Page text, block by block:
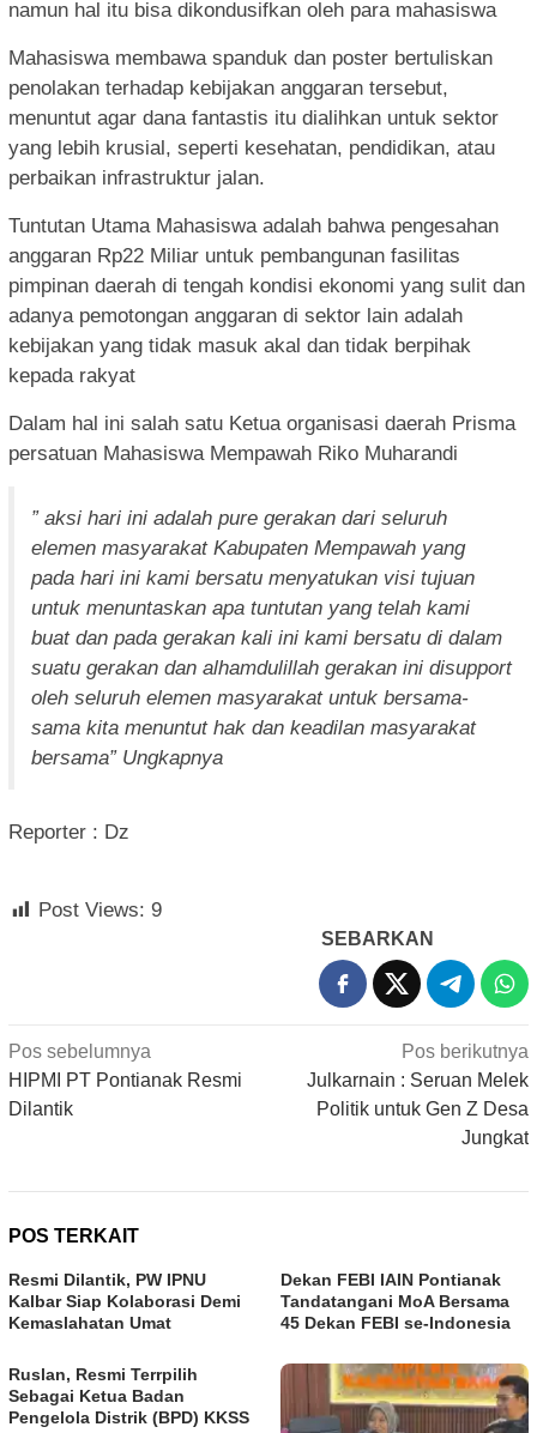
namun hal itu bisa dikondusifkan oleh para mahasiswa
Mahasiswa membawa spanduk dan poster bertuliskan
penolakan terhadap kebijakan anggaran tersebut,
menuntut agar dana fantastis itu dialihkan untuk sektor
yang lebih krusial, seperti kesehatan, pendidikan, atau
perbaikan infrastruktur jalan.
Tuntutan Utama Mahasiswa adalah bahwa pengesahan
anggaran Rp22 Miliar untuk pembangunan fasilitas
pimpinan daerah di tengah kondisi ekonomi yang sulit dan
adanya pemotongan anggaran di sektor lain adalah
kebijakan yang tidak masuk akal dan tidak berpihak
kepada rakyat
Dalam hal ini salah satu Ketua organisasi daerah Prisma
persatuan Mahasiswa Mempawah Riko Muharandi
” aksi hari ini adalah pure gerakan dari seluruh
elemen masyarakat Kabupaten Mempawah yang
pada hari ini kami bersatu menyatukan visi tujuan
untuk menuntaskan apa tuntutan yang telah kami
buat dan pada gerakan kali ini kami bersatu di dalam
suatu gerakan dan alhamdulillah gerakan ini disupport
oleh seluruh elemen masyarakat untuk bersama-
sama kita menuntut hak dan keadilan masyarakat
bersama” Ungkapnya
Reporter : Dz
Post Views: 9
SEBARKAN
Navigasi
pos
Pos sebelumnya
HIPMI PT Pontianak Resmi
Dilantik
Pos berikutnya
Julkarnain : Seruan Melek
Politik untuk Gen Z Desa
Jungkat
POS TERKAIT
Resmi Dilantik, PW IPNU
Kalbar Siap Kolaborasi Demi
Kemaslahatan Umat
Dekan FEBI IAIN Pontianak
Tandatangani MoA Bersama
45 Dekan FEBI se-Indonesia
Ruslan, Resmi Terrpilih
Sebagai Ketua Badan
Pengelola Distrik (BPD) KKSS